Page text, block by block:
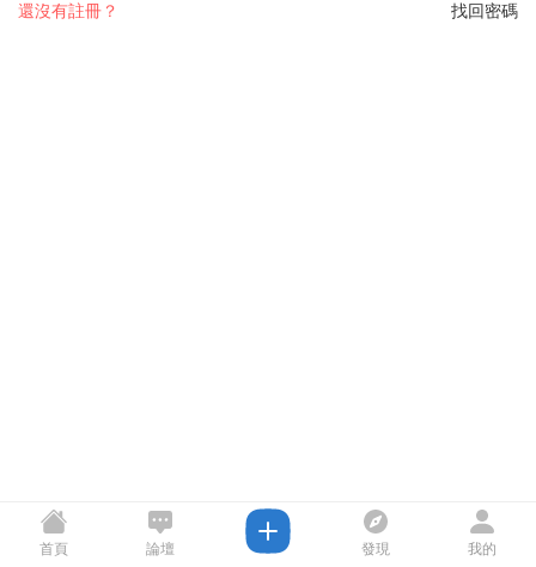
找回密碼
還沒有註冊？
首頁 論壇 發現 我的